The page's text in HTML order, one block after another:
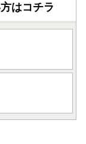
はコチラ